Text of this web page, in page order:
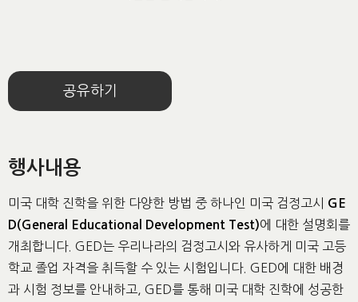
공유하기
행사내용
미국 대학 진학을 위한 다양한 방법 중 하나인 미국 검정고시
GE
D(General Educational Development Test)에 대한 설명회를
개최합니다. GED는 우리나라의 검정고시와 유사하게 미국 고등
학교 졸업 자격을 취득할 수 있는 시험입니다. GED에 대한 배경
과 시험 정보를 안내하고, GED를 통해 미국 대학 진학에 성공한